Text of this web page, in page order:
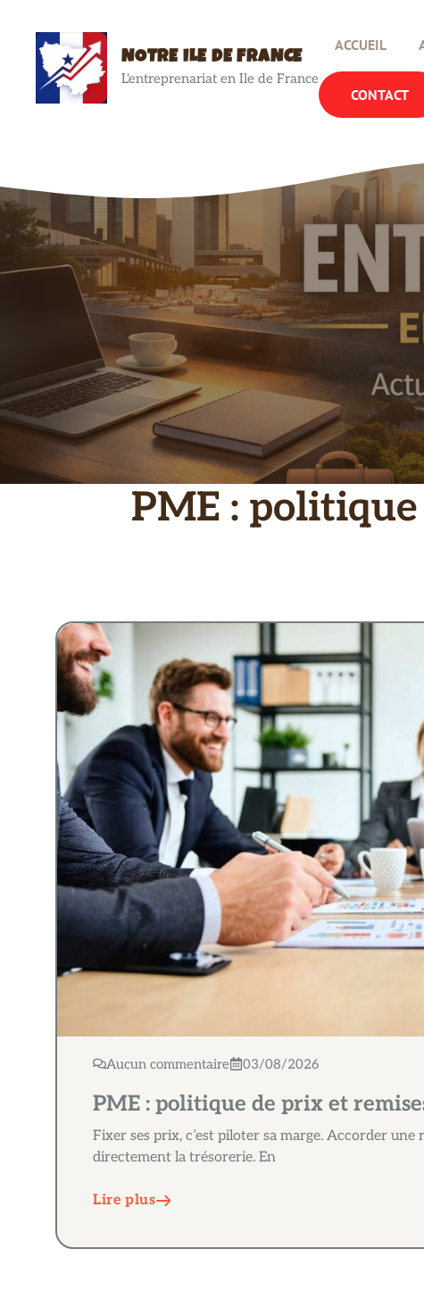
contenu
NOTRE ILE DE FRANCE
L'entreprenariat en Ile de France
ACCUEIL
CONTACT
PME :
Aucun commentaire 03/08/2026
PME : politique de prix et
Fixer ses prix, c’est piloter sa marge. Accorder
directement la trésorerie. En
Lire plus